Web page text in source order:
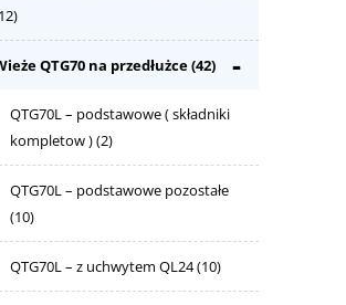
QTG70 na przedłużce(42)
QTG70L – podstawowe ( składniki
kompletow )(2)
QTG70L – podstawowe pozostałe
(10)
QTG70L – z uchwytem QL24(10)